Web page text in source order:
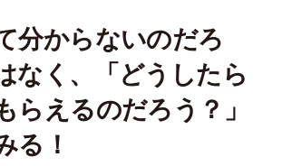
分からないのだろ
なく 、
「どうしたら
らえるのだろう？」
る！